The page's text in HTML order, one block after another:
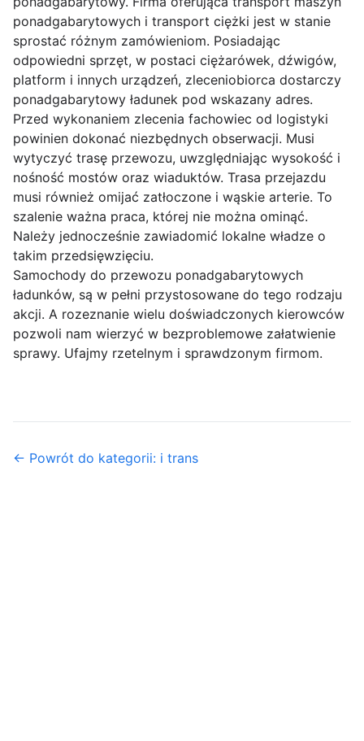
ponadgabarytowych i transport ciężki jest w stanie
sprostać różnym zamówieniom. Posiadając
odpowiedni sprzęt, w postaci ciężarówek, dźwigów,
platform i innych urządzeń, zleceniobiorca dostarczy
ponadgabarytowy ładunek pod wskazany adres.
Przed wykonaniem zlecenia fachowiec od logistyki
powinien dokonać niezbędnych obserwacji. Musi
wytyczyć trasę przewozu, uwzględniając wysokość i
nośność mostów oraz wiaduktów. Trasa przejazdu
musi również omijać zatłoczone i wąskie arterie. To
szalenie ważna praca, której nie można ominąć.
Należy jednocześnie zawiadomić lokalne władze o
takim przedsięwzięciu.
Samochody do przewozu ponadgabarytowych
ładunków, są w pełni przystosowane do tego rodzaju
akcji. A rozeznanie wielu doświadczonych kierowców
pozwoli nam wierzyć w bezproblemowe załatwienie
sprawy. Ufajmy rzetelnym i sprawdzonym firmom.
← Powrót do kategorii: i trans